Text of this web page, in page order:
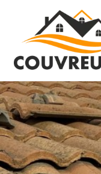
contenu